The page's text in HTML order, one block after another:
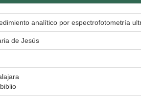
analítico por espectrofotometría
de Jesús